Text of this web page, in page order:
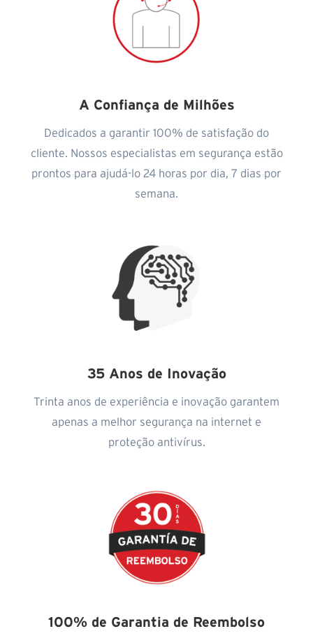
A Confiança de Milhões
Dedicados a garantir 100% de satisfação do
cliente. Nossos especialistas em segurança estão
prontos para ajudá-lo 24 horas por dia, 7 dias por
semana.
35 Anos de Inovação
Trinta anos de experiência e inovação garantem
apenas a melhor segurança na internet e
proteção antivírus.
100% de Garantia de Reembolso